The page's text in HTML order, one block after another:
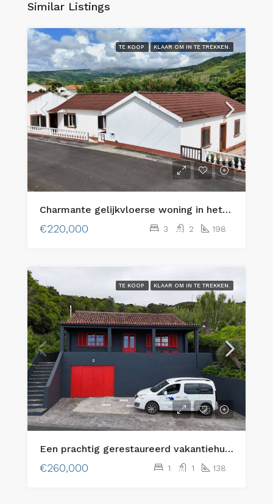
Similar Listings
TE KOOP KLAAR OM IN TE TREKKEN.
Charmante gelijkvloerse woning in het schilderachtige Flamengos, Horta
€220,000 3 2 198
TE KOOP KLAAR OM IN TE TREKKEN.
Een prachtig gerestaureerd vakantiehuis aan de kust op het eiland Faial, Azoren!
€260,000 1 1 138